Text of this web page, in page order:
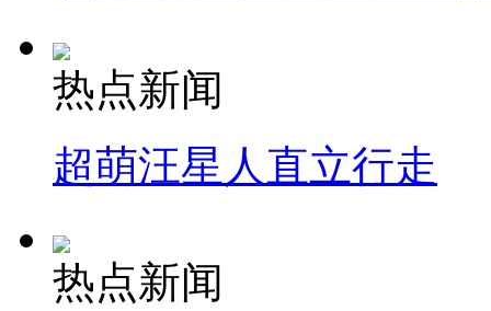
热点新闻
超萌汪星人直立行走
热点新闻